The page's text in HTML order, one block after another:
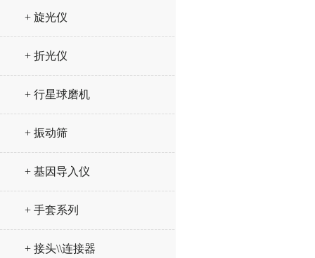
+ 旋光仪
+ 折光仪
+ 行星球磨机
+ 振动筛
+ 基因导入仪
+ 手套系列
+ 接头\\连接器